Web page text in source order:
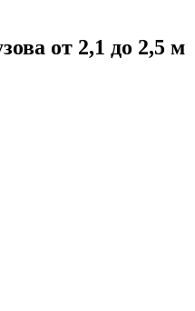
от 2,1 до 2,5 м